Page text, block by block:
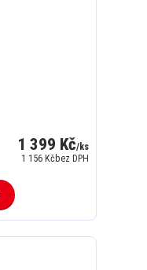
1 399 Kč/ks
1 156 Kčbez DPH